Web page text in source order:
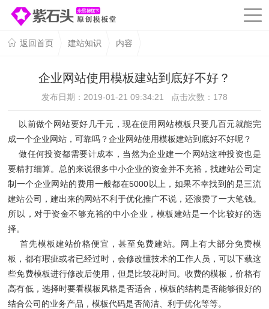
返回首页 建站知识 内容
企业网站使用模板建站到底好不好？
发布日期：2019-01-21 09:34:21 点击次数： 178
以前做个网站要好几千元，现在使用网站模板只要几百元就能完
成一个企业网站，可靠吗？企业网站使用模板建站到底好不好呢？
做任何投资都需要计成本，当然为企业建一个网站这种投资也是
要精打细算。总的来说很多中小企业的资金并不充裕，找建站公司定
制一个企业网站的费用一般都在5000以上，如果不幸找到的是三流
建站公司，建出来的网站不利于优化推广不说，还浪费了一大笔钱。
所以，对于资金不够充裕的中小企业，模板建站是一个比较好的选
择。
首先模板建站价格便宜，甚至免费建站。网上有大部分免费模
板，都有瑕疵或者已经过时，会修改懂技术的工作人员，可以下载这
些免费模板进行修改后使用，但是比较花时间。收费的模板，价格有
高有低，选择时要看模板风格是否适合，模板的结构是否能够很好的
结合公司的业务产品，模板代码是否简洁、利于优化等等。